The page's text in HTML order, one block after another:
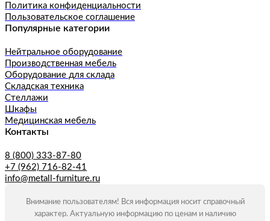
Политика конфиденциальности
Пользовательское соглашение
Популярные категории
Нейтральное оборудование
Производственная мебель
Оборудование для склада
Складская техника
Стеллажи
Шкафы
Медицинская мебель
Контакты
8 (800) 333-87-80
+7 (962) 716-82-41
info@metall-furniture.ru
Внимание пользователям! Вся информация носит справочный
характер. Актуальную информацию по ценам и наличию